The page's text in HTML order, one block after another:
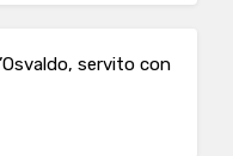
servito con